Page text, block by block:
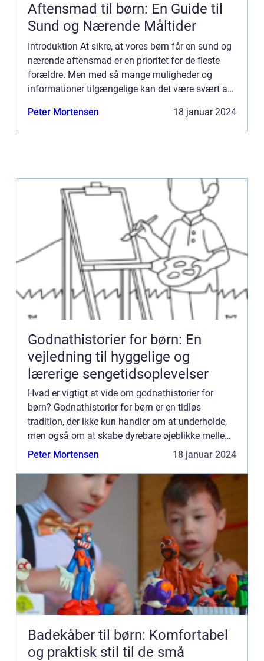
Aftensmad til børn: En Guide til
Sund og Nærende Måltider
Introduktion At sikre, at vores børn får en sund og
nærende aftensmad er en prioritet for de fleste
forældre. Men med så mange muligheder og
informationer tilgængelige kan det være svært at
helbred o...
Peter Mortensen 18 januar 2024
Godnathistorier for børn: En
vejledning til hyggelige og
lærerige sengetidsoplevelser
Hvad er vigtigt at vide om godnathistorier for
børn? Godnathistorier for børn er en tidløs
tradition, der ikke kun handler om at underholde,
men også om at skabe dyrebare øjeblikke mellem
forældre og børn. Disse historier hjælper børn med
Peter Mortensen 18 januar 2024
Badekåber til børn: Komfortabel
og praktisk stil til de små